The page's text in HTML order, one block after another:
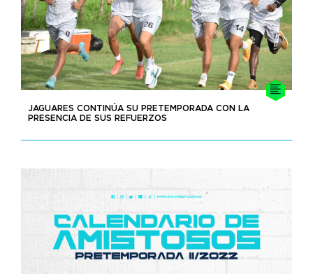
JAGUARES CONTINÚA SU PRETEMPORADA CON LA
PRESENCIA DE SUS REFUERZOS